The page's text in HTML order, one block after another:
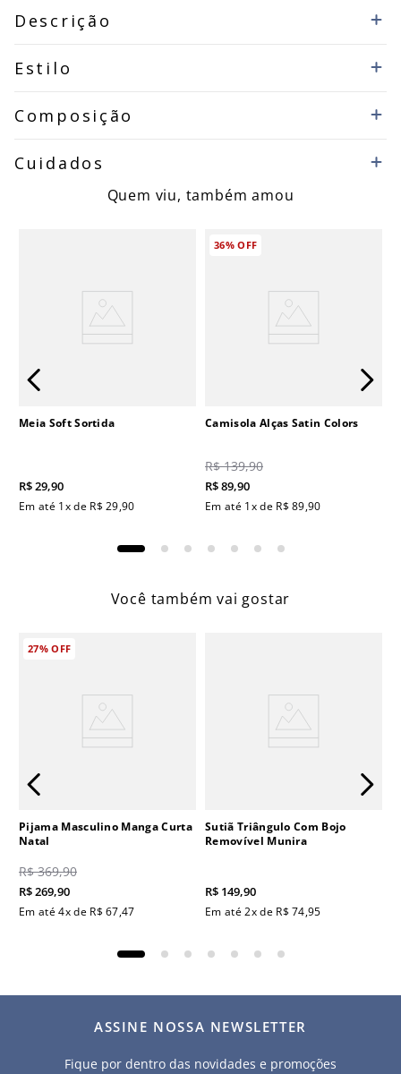
Descrição
Estilo
Composição
Cuidados
Quem viu, também amou
Meia Soft Sortida
R$29,90
Em até 1x de R$ 29,90
36%OFF
Camisola Alças Satin Colors
R$ 139,90
R$89,90
Em até 1x de R$ 89,90
Você também vai gostar
27%OFF
Pijama Masculino Manga Curta
Natal
R$ 369,90
R$269,90
Em até4x de R$ 67,47
Sutiã Triângulo Com Bojo
Removível Munira
R$ 149,90
Em até2x de R$ 74,95
ASSINE NOSSA NEWSLETTER
Fique por dentro das novidades e promoções